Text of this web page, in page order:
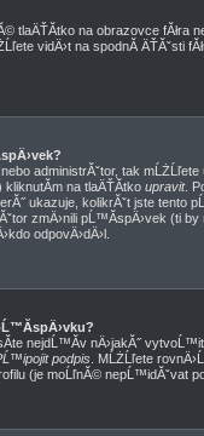
tlaÄŤĂ­tko na obrazovce
vidÄ›t na spodnĂ­ ÄŤĂˇsti
administrĂˇtor, tak
na tlaÄŤĂ­tko upravit.
ukazuje, kolikrĂˇt jste tento
zmÄ›nili pĹ™Ă­spÄ›vek (ti
odpovÄ›dÄ›l.
nejdĹ™Ă­v nÄ›jakĂ˝
podpis . MĹŻĹľete
(je moĹľnĂ© nepĹ™idĂˇvat